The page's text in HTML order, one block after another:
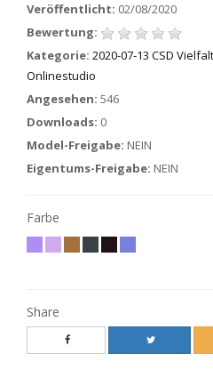
Veröffentlicht: 02/08/2020
Bewertung:
Kategorie: 2020-07-13 CSD
Onlinestudio
Angesehen: 546
Downloads: 0
Model-Freigabe: NEIN
Eigentums-Freigabe: NEIN
Farbe
Share